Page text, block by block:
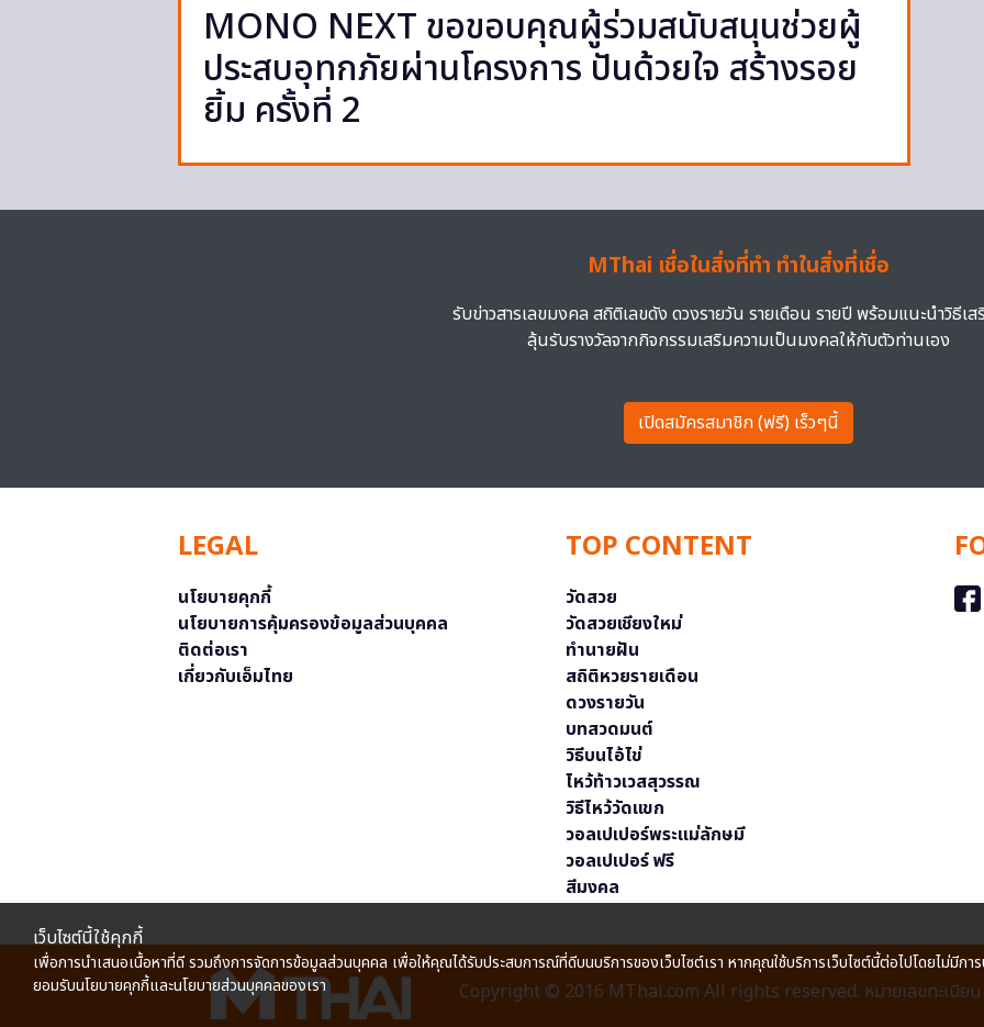
MONO NEXT ขอขอบคุณผู้ร่วมสนับสนุนช่วยผู้
ประสบอุทกภัยผ่านโครงการ ปันด้วยใจ สร้างรอย
ยิ้ม ครั้งที่ 2
MThai เชื่อในสิ่งที่ทำ ทำในสิ่งที่เชื่อ
รับข่าวสารเลขมงคล สถิติเลขดัง ดวงรายวัน รายเดือน รายปี พร้อมแนะนำวิธีเส
ลุ้นรับรางวัลจากกิจกรรมเสริมความเป็นมงคลให้กับตัวท่านเอง
เปิดสมัครสมาชิก (ฟรี) เร็วๆนี้
LEGAL
นโยบายคุกกี้
นโยบายการคุ้มครองข้อมูลส่วนบุคคล
ติดต่อเรา
เกี่ยวกับเอ็มไทย
TOP CONTENT
วัดสวย
วัดสวยเชียงใหม่
ทำนายฝัน
สถิติหวยรายเดือน
ดวงรายวัน
บทสวดมนต์
วิธีบนไอ้ไข่
ไหว้ท้าวเวสสุวรรณ
วิธีไหว้วัดแขก
วอลเปเปอร์พระแม่ลักษมี
วอลเปเปอร์ ฟรี
สีมงคล
Copyright © 2016 MThai.com All rights reserved. หมายเลขทะเบีย
เว็บไซต์นี้ใช้คุกกี้
เพื่อการนำเสนอเนื้อหาที่ดี รวมถึงการจัดการข้อมูลส่วนบุคคล เพื่อให้คุณได้รับประสบการณ์ที่ดีบนบริการของเว็บไซต์เรา หากคุณใช้บริการเว็บไซต์นี้ต่อไปโดยไม่มีก
ยอมรับนโยบายคุกกี้และนโยบายส่วนบุคคลของเรา